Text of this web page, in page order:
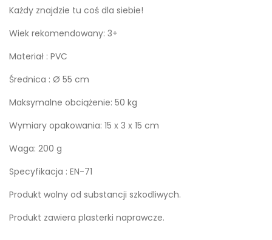
Każdy znajdzie tu coś dla siebie!
Wiek rekomendowany: 3+
Materiał : PVC
Średnica : Ø 55 cm
Maksymalne obciążenie: 50 kg
Wymiary opakowania: 15 x 3 x 15 cm
Waga: 200 g
Specyfikacja : EN-71
Produkt wolny od substancji szkodliwych.
Produkt zawiera plasterki naprawcze.